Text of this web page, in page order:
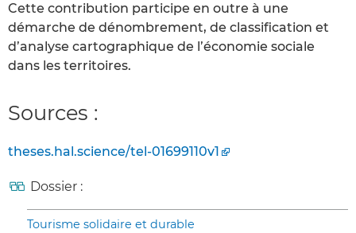
Cette contribution participe en outre à une
démarche de dénombrement, de classification et
d’analyse cartographique de l’économie sociale
dans les territoires.
Sources :
theses.hal.science/tel-01699110v1
Dossier :
Tourisme solidaire et durable